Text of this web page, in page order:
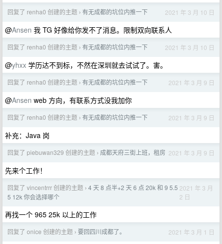
回复了 renha0 创建的主题 › 有无成都的坑位内推一下 2021 年 3 月 10 日
@Ansen 我 TG 好像给你发不了消息。限制双向联系人
回复了 renha0 创建的主题 › 有无成都的坑位内推一下 2021 年 3 月 10 日
@yhxx 学历达不到标，不然在深圳就去试试了。害。
回复了 renha0 创建的主题 › 有无成都的坑位内推一下 2021 年 3 月 9 日
@Ansen web 方向，有联系方式没我加你
回复了 renha0 创建的主题 › 有无成都的坑位内推一下 2021 年 3 月 9 日
补充：Java 岗
回复了 piebuwan329 创建的主题 › 成都天府三街上班，租房 2021 年 3 月 9 日
先来个工作！
回复了 vincentrrr 创建的主题 › 4 天 8 点半+2 天 6 点 20k 和 9 5.5
5 12k 你会选择哪个
2021 年 3 月
2 日
再找一个 965 25k 以上的工作
回复了 onice 创建的主题 › 要回四川成都了。 2021 年 3 月 1 日